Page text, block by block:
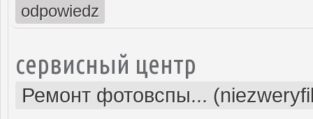
odpowiedz
сервисный центр
Ремонт фотовспы...